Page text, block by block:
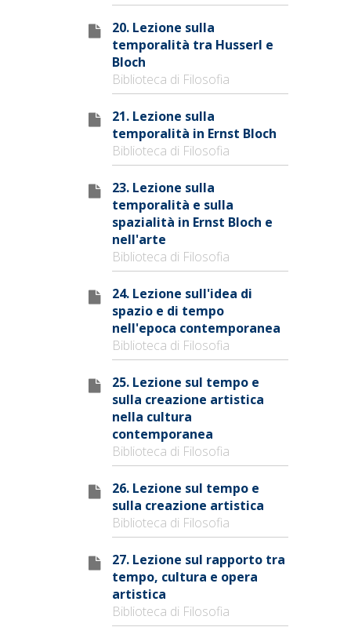
20. Lezione sulla
temporalità tra Husserl e
Bloch
Biblioteca di Filosofia
21. Lezione sulla
temporalità in Ernst Bloch
Biblioteca di Filosofia
23. Lezione sulla
temporalità e sulla
spazialità in Ernst Bloch e
nell'arte
Biblioteca di Filosofia
24. Lezione sull'idea di
spazio e di tempo
nell'epoca contemporanea
Biblioteca di Filosofia
25. Lezione sul tempo e
sulla creazione artistica
nella cultura
contemporanea
Biblioteca di Filosofia
26. Lezione sul tempo e
sulla creazione artistica
Biblioteca di Filosofia
27. Lezione sul rapporto tra
tempo, cultura e opera
artistica
Biblioteca di Filosofia